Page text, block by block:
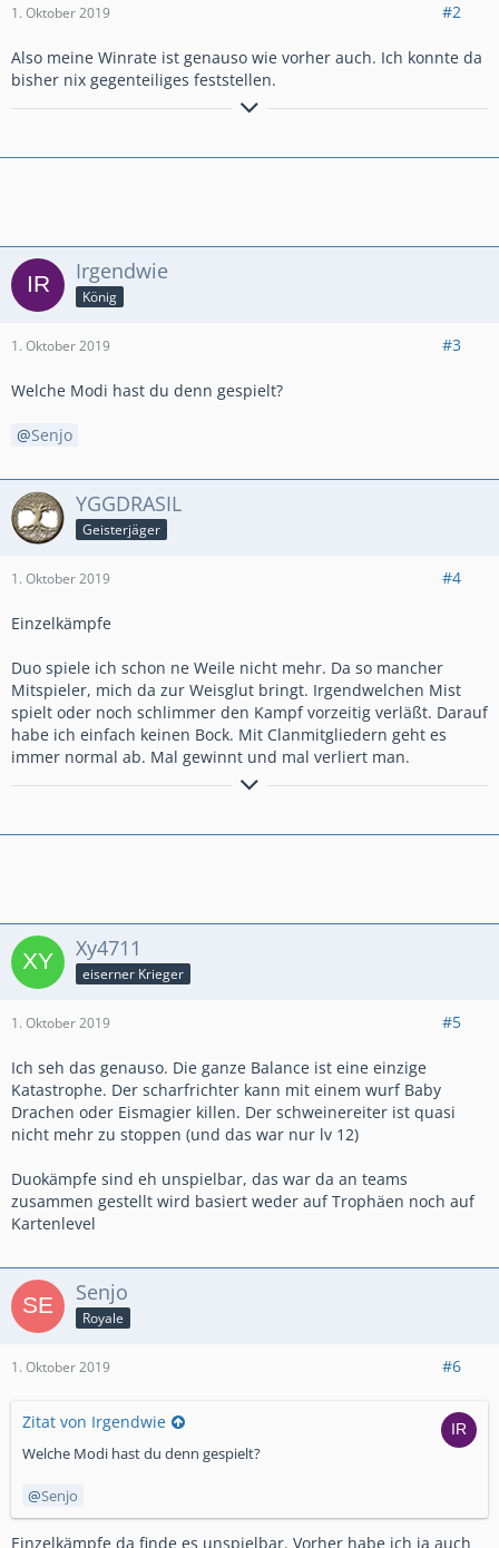
1. Oktober 2019 #2
Also meine Winrate ist genauso wie vorher auch. Ich konnte da
bisher nix gegenteiliges feststellen.
٩(●̮̮̃•̃)۶Til árs ok friðar– all jenen, die mit uns sind!
٩(×̯×)۶
✧ -----⪻ ✌ 𝔾𝔼ℝ𝕄𝔸ℕ𝔼ℕℍ𝔼ℝℤ #YUJG8R22 ✌⪼-----✧
Irgendwie
König
1. Oktober 2019 #3
Welche Modi hast du denn gespielt?
Senjo
YGGDRASIL
Geisterjäger
1. Oktober 2019 #4
Einzelkämpfe
Duo spiele ich schon ne Weile nicht mehr. Da so mancher
Mitspieler, mich da zur Weisglut bringt. Irgendwelchen Mist
spielt oder noch schlimmer den Kampf vorzeitig verläßt. Darauf
habe ich einfach keinen Bock. Mit Clanmitgliedern geht es
immer normal ab. Mal gewinnt und mal verliert man.
٩(●̮̮̃•̃)۶Til árs ok friðar– all jenen, die mit uns sind!
٩(×̯×)۶
✧ -----⪻ ✌ 𝔾𝔼ℝ𝕄𝔸ℕ𝔼ℕℍ𝔼ℝℤ #YUJG8R22 ✌⪼-----✧
Xy4711
eiserner Krieger
1. Oktober 2019 #5
Ich seh das genauso. Die ganze Balance ist eine einzige
Katastrophe. Der scharfrichter kann mit einem wurf Baby
Drachen oder Eismagier killen. Der schweinereiter ist quasi
nicht mehr zu stoppen (und das war nur lv 12)
Duokämpfe sind eh unspielbar, das war da an teams
zusammen gestellt wird basiert weder auf Trophäen noch auf
Kartenlevel
Senjo
Royale
1. Oktober 2019 #6
Zitat von Irgendwie
Welche Modi hast du denn gespielt?
Senjo
Einzelkämpfe da finde es unspielbar. Vorher habe ich ja auch